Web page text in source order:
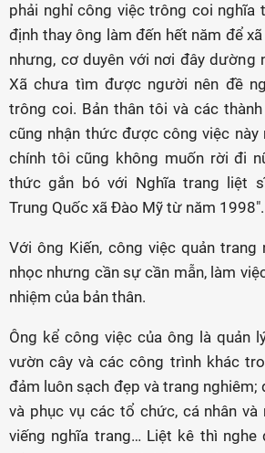
phải nghỉ công việc trông coi nghĩa
định thay ông làm đến hết năm để
nhưng, cơ duyên với nơi đây
Xã chưa tìm được người nên đề
trông coi. Bản thân tôi và các
cũng nhận thức được công việc này
chính tôi cũng không muốn rời đi
thức gắn bó với Nghĩa trang liệt
Trung Quốc xã Đào Mỹ từ năm 1998".
Với ông Kiến, công việc quản trang
nhọc nhưng cần sự cần mẫn, làm
nhiệm của bản thân.
Ông kể công việc của ông là quản
vườn cây và các công trình khác
đảm luôn sạch đẹp và trang nghiêm;
và phục vụ các tổ chức, cá nhân và
viếng nghĩa trang… Liệt kê thì nghe